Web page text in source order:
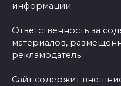
информации.
Ответственность за
материалов,
рекламодатель.
Сайт содержит